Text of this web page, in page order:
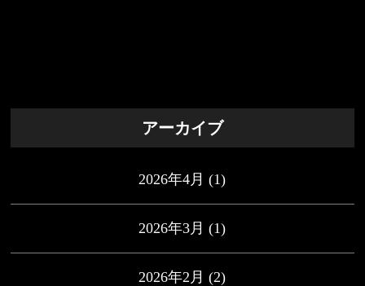
アーカイブ
2026年4月 (1)
2026年3月 (1)
2026年2月 (2)